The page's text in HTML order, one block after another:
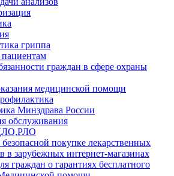
гриппа
граждан в сфере охраны
медицинской помощи
Минздрава России
обслуживания
покупке лекарственных
в зарубежных интернет-магазинах
граждан о гарантиях бесплатного